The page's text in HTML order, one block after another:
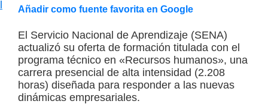
a
i
z
a
d
Añadir como fuente favorita en Google
El Servicio Nacional de Aprendizaje (SENA)
actualizó su oferta de formación titulada con el
programa técnico en «Recursos humanos», una
carrera presencial de alta intensidad (2.208
horas) diseñada para responder a las nuevas
dinámicas empresariales.